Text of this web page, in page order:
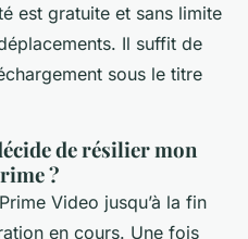
est gratuite et sans limite
Il suffit de
sous le titre
de résilier mon
?
Video jusqu’à la fin
en cours. Une fois